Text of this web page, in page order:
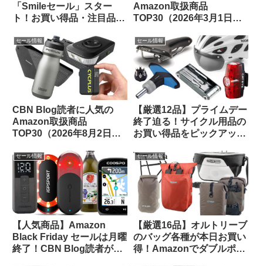
「Smileセール」スター
ト！お買い得品・注目品を
プしてご紹介します
Amazon取扱商品
TOP30（2026年3月1日
セール情報
CBN Blog読者に人気の
Amazon取扱商品
TOP30（2026年8月2日
セール情報
【厳選12品】プライムデー
終了迫る！サイクル用品の
お買い得品をピックアップ
セール情報
【人気商品】Amazon
Black Friday セールは月曜
終了！CBN Blog読者が買
セール情報
【厳選16品】オルトリーブ
のバッグ各種が本日お買い
得！Amazonでダブルポイ